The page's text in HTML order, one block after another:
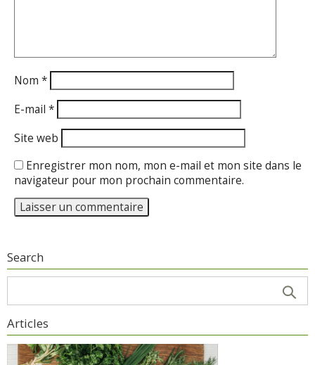
Nom *
E-mail *
Site web
Enregistrer mon nom, mon e-mail et mon site dans le
navigateur pour mon prochain commentaire.
Search
Articles